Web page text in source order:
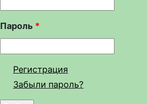
Пароль *
Регистрация
Забыли пароль?